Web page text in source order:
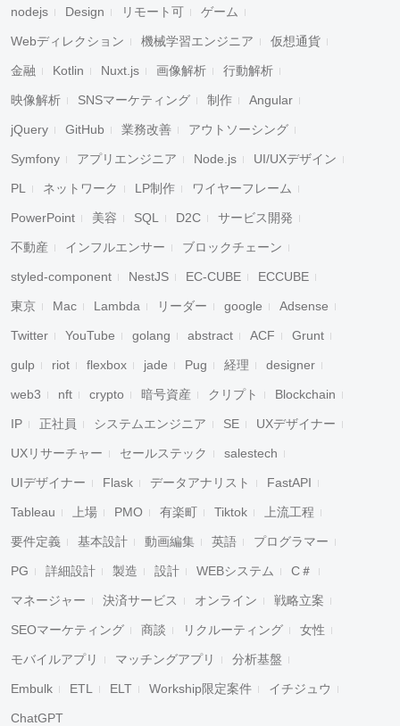
キャンセル 検索
nodejs Design リモート可 ゲーム
Webディレクション 機械学習エンジニア 仮想通貨
金融 Kotlin Nuxt.js 画像解析 行動解析
映像解析 SNSマーケティング 制作 Angular
jQuery GitHub 業務改善 アウトソーシング
Symfony アプリエンジニア Node.js UI/UXデザイン
PL ネットワーク LP制作 ワイヤーフレーム
PowerPoint 美容 SQL D2C サービス開発
不動産 インフルエンサー ブロックチェーン
styled-component NestJS EC-CUBE ECCUBE
東京 Mac Lambda リーダー google Adsense
Twitter YouTube golang abstract ACF Grunt
gulp riot flexbox jade Pug 経理 designer
web3 nft crypto 暗号資産 クリプト Blockchain
IP 正社員 システムエンジニア SE UXデザイナー
UXリサーチャー セールステック salestech
UIデザイナー Flask データアナリスト FastAPI
Tableau 上場 PMO 有楽町 Tiktok 上流工程
要件定義 基本設計 動画編集 英語 プログラマー
PG 詳細設計 製造 設計 WEBシステム C＃
マネージャー 決済サービス オンライン 戦略立案
SEOマーケティング 商談 リクルーティング 女性
モバイルアプリ マッチングアプリ 分析基盤
Embulk ETL ELT Workship限定案件 イチジュウ
ChatGPT